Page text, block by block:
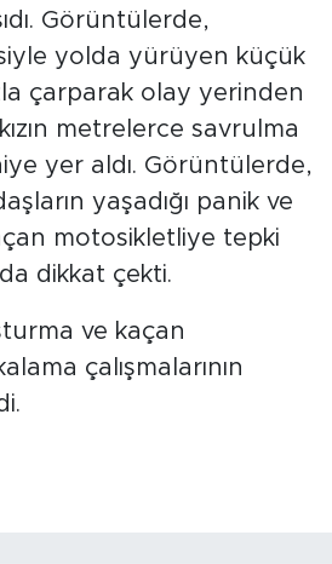
Görüntülerde,
yolda yürüyen küçük
çarparak olay yerinden
metrelerce savrulma
yer aldı. Görüntülerde,
yaşadığı panik ve
motosikletliye tepki
dikkat çekti.
ve kaçan
çalışmalarının